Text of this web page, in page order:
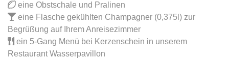
eine Obstschale und Pralinen
eine Flasche gekühlten Champagner (0,375l) zur
Begrüßung auf Ihrem Anreisezimmer
ein 5-Gang Menü bei Kerzenschein in unserem
Restaurant Wasserpavillon